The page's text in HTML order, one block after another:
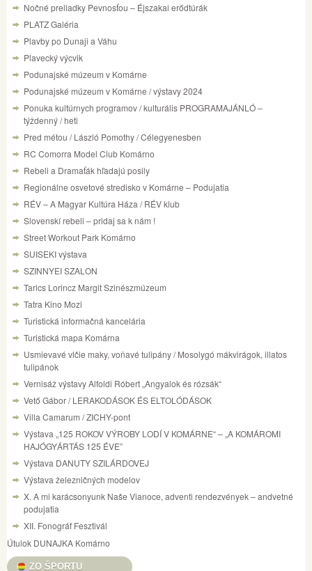
Nočné preliadky Pevnosťou – Éjszakai erődtúrák
PLATZ Galéria
Plavby po Dunaji a Váhu
Plavecký výcvik
Podunajské múzeum v Komárne
Podunajské múzeum v Komárne / výstavy 2024
Ponuka kultúrnych programov / kulturális PROGRAMAJÁNLÓ –
týždenný / heti
Pred métou / László Pomothy / Célegyenesben
RC Comorra Model Club Komárno
Rebeli a Dramaťák hľadajú posily
Regionálne osvetové stredisko v Komárne – Podujatia
RÉV – A Magyar Kultúra Háza / RÉV klub
Slovenskí rebeli – pridaj sa k nám !
Street Workout Park Komárno
SUISEKI výstava
SZINNYEI SZALON
Tarics Lorincz Margit Szinészmúzeum
Tatra Kino Mozi
Turistická informačná kancelária
Turistická mapa Komárna
Usmievavé vlčie maky, voňavé tulipány / Mosolygó mákvirágok, illatos
tulipánok
Vernisáž výstavy Alfoldi Róbert „Angyalok és rózsák“
Vető Gábor / LERAKODÁSOK ÉS ELTOLÓDÁSOK
Villa Camarum / ZICHY-pont
Výstava „125 ROKOV VÝROBY LODÍ V KOMÁRNE“ – „A KOMÁROMI
HAJÓGYÁRTÁS 125 ÉVE”
Výstava DANUTY SZILÁRDOVEJ
Výstava železničných modelov
X. A mi karácsonyunk Naše Vianoce, adventi rendezvények – andvetné
podujatia
XII. Fonográf Fesztivál
Útulok DUNAJKA Komárno
ZO ŠPORTU